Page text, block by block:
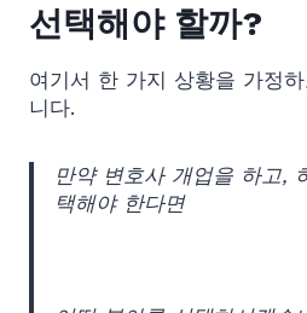
선택해야 할까?
여기서 한 가지 상황을 가정
니다.
만약 변호사 개업을 하고,
택해야 한다면